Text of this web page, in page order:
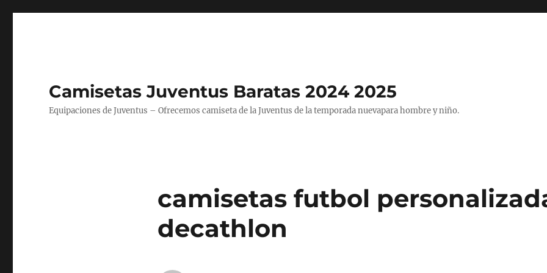
Camisetas Juventus Baratas 2024 2025
Equipaciones de Juventus – Ofrecemos camiseta de la Juventus de la temporada nuevapara hombre y niño.
camisetas futbol
decathlon